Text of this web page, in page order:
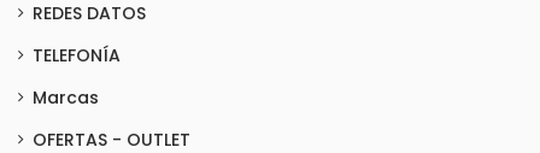
REDES DATOS
TELEFONÍA
Marcas
OFERTAS - OUTLET